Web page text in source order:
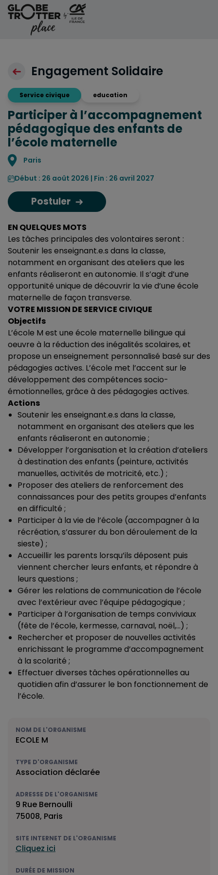
Aller au contenu
Engagement Solidaire
Service civique education
Participer à l’accompagnement
pédagogique des enfants de
l’école maternelle
Localisation
Paris
Début : 26 août 2026 | Fin : 26 avril 2027
Postuler
EN QUELQUES MOTS
Les tâches principales des volontaires seront :
Soutenir les enseignant.e.s dans la classe,
notamment en organisant des ateliers que les
enfants réaliseront en autonomie. Il s’agit d’une
opportunité unique de découvrir la vie d’une école
maternelle de façon transverse.
VOTRE MISSION DE SERVICE CIVIQUE
Objectifs
L’école M est une école maternelle bilingue qui
oeuvre à la réduction des inégalités scolaires, et
propose un enseignement personnalisé basé sur des
pédagogies actives. L’école met l’accent sur le
développement des compétences socio-
émotionnelles, grâce à des pédagogies actives.
Actions
Soutenir les enseignant.e.s dans la classe,
notamment en organisant des ateliers que les
enfants réaliseront en autonomie ;
Développer l’organisation et la création d’ateliers
à destination des enfants (peinture, activités
manuelles, activités de motricité, etc.) ;
Proposer des ateliers de renforcement des
connaissances pour des petits groupes d’enfants
en difficulté ;
Participer à la vie de l’école (accompagner à la
récréation, s’assurer du bon déroulement de la
sieste) ;
Accueillir les parents lorsqu’ils déposent puis
viennent chercher leurs enfants, et répondre à
leurs questions ;
Gérer les relations de communication de l’école
avec l’extérieur avec l’équipe pédagogique ;
Participer à l’organisation de temps conviviaux
(fête de l’école, kermesse, carnaval, noël,…) ;
Rechercher et proposer de nouvelles activités
enrichissant le programme d’accompagnement
à la scolarité ;
Effectuer diverses tâches opérationnelles au
quotidien afin d’assurer le bon fonctionnement de
l’école.
NOM DE L'ORGANISME
ECOLE M
TYPE D'ORGANISME
Association déclarée
ADRESSE DE L'ORGANISME
9 Rue Bernoulli
75008, Paris
SITE INTERNET DE L'ORGANISME
Cliquez ici
DURÉE DE MISSION